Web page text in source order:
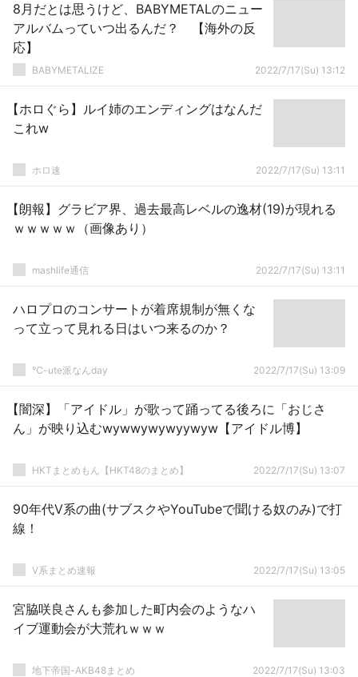
8月だとは思うけど、BABYMETALのニュー
アルバムっていつ出るんだ？ 【海外の反
応】
BABYMETALIZE 2022/7/17(Su) 13:12
【ホロぐら】ルイ姉のエンディングはなんだ
これw
ホロ速 2022/7/17(Su) 13:11
【朗報】グラビア界、過去最高レベルの逸材(19)が現れる
ｗｗｗｗｗ（画像あり）
mashlife通信 2022/7/17(Su) 13:11
ハロプロのコンサートが着席規制が無くな
って立って見れる日はいつ来るのか？
℃-ute派なんday 2022/7/17(Su) 13:09
【闇深】「アイドル」が歌って踊ってる後ろに「おじさ
ん」が映り込むwywwywywyywyw【アイドル博】
HKTまとめもん【HKT48のまとめ】 2022/7/17(Su) 13:07
90年代V系の曲(サブスクやYouTubeで聞ける奴のみ)で打
線！
V系まとめ速報 2022/7/17(Su) 13:05
宮脇咲良さんも参加した町内会のようなハ
イブ運動会が大荒れｗｗｗ
地下帝国-AKB48まとめ 2022/7/17(Su) 13:03